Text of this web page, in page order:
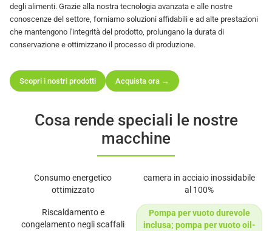
degli alimenti. Grazie alla nostra tecnologia avanzata e alle nostre
conoscenze del settore, forniamo soluzioni affidabili e ad alte prestazioni
che mantengono l'integrità del prodotto, prolungano la durata di
conservazione e ottimizzano il processo di produzione.
Scopri i nostri prodotti Acquista ora →
Cosa rende speciali le nostre
macchine
Consumo energetico
ottimizzato
camera in acciaio inossidabile
al 100%
Riscaldamento e
congelamento negli scaffali
Pompa per vuoto durevole
inclusa; pompa per vuoto oil-